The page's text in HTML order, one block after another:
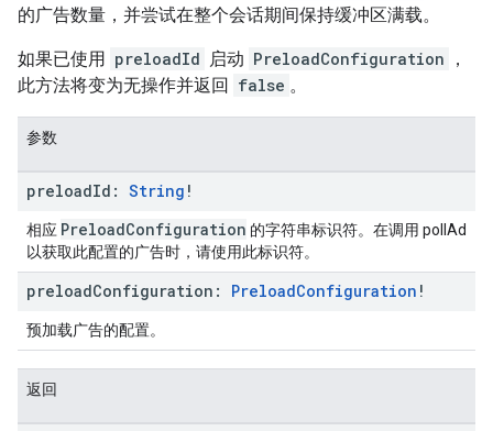
的广告数量，并尝试在整个会话期间保持缓冲区满载。
如果已使用 preloadId 启动 PreloadConfiguration
，
此方法将变为无操作并返回 false 。
参数
preloadId: String !
相应 PreloadConfiguration 的字符串标识符。在调用 pollAd
以获取此配置的广告时，请使用此标识符。
preloadConfiguration: PreloadConfiguration !
预加载广告的配置。
返回